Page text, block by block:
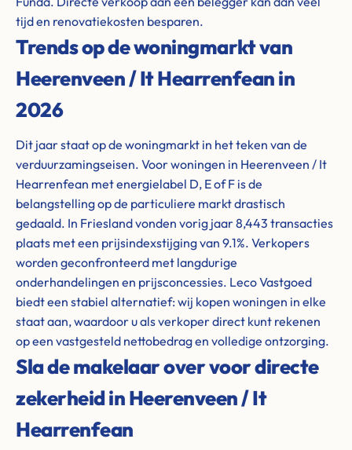
tijd en renovatiekosten besparen.
Trends op de woningmarkt van
Heerenveen / It Hearrenfean in
2026
Dit jaar staat op de woningmarkt in het teken van de
verduurzamingseisen. Voor woningen in Heerenveen / It
Hearrenfean met energielabel D, E of F is de
belangstelling op de particuliere markt drastisch
gedaald. In Friesland vonden vorig jaar 8,443 transacties
plaats met een prijsindexstijging van 9.1%. Verkopers
worden geconfronteerd met langdurige
onderhandelingen en prijsconcessies. Leco Vastgoed
biedt een stabiel alternatief: wij kopen woningen in elke
staat aan, waardoor u als verkoper direct kunt rekenen
op een vastgesteld nettobedrag en volledige ontzorging.
Sla de makelaar over voor directe
zekerheid in Heerenveen / It
Hearrenfean